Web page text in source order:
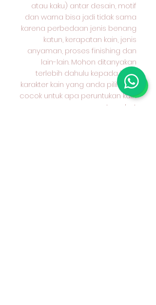
atau kaku) antar desain, motif
dan warna bisa jadi tidak sama
karena perbedaan jenis benang
katun, kerapatan kain, jenis
anyaman, proses finishing dan
lain-lain. Mohon ditanyakan
terlebih dahulu kepada kami
karakter kain yang anda pilih dan
cocok untuk apa peruntukan kain
tersebut.